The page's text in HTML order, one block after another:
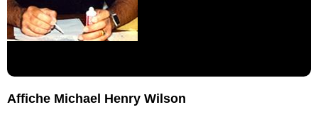
Affiche Michael Henry Wilson